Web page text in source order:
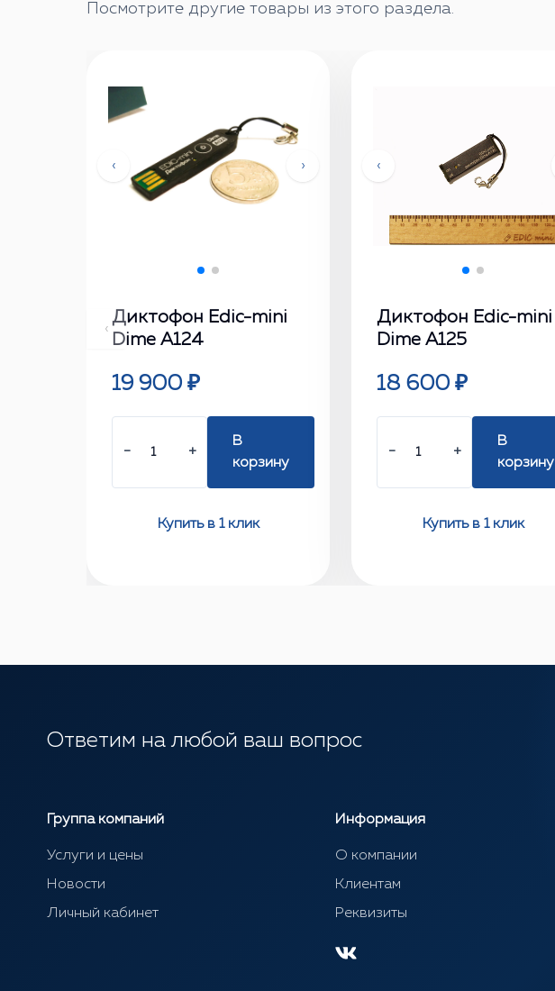
Посмотрите другие товары из этого раздела.
‹ ›
Диктофон Edic-mini
Dime А124
19 900 ₽
− +
В
корзину
Купить в 1 клик
‹
Диктофон Edic-mini
Dime А125
18 600 ₽
− +
В
корзину
Купить в 1 клик
‹
Ответим на любой ваш вопрос
Группа компаний
Услуги и цены
Новости
Личный кабинет
Информация
О компании
Клиентам
Реквизиты